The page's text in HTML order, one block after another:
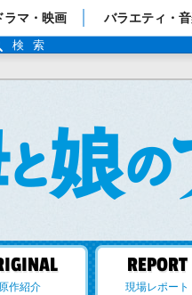
テレビ」トップページ
ラマ・映画 バラエティ・
検索
原作紹介 現場レポート